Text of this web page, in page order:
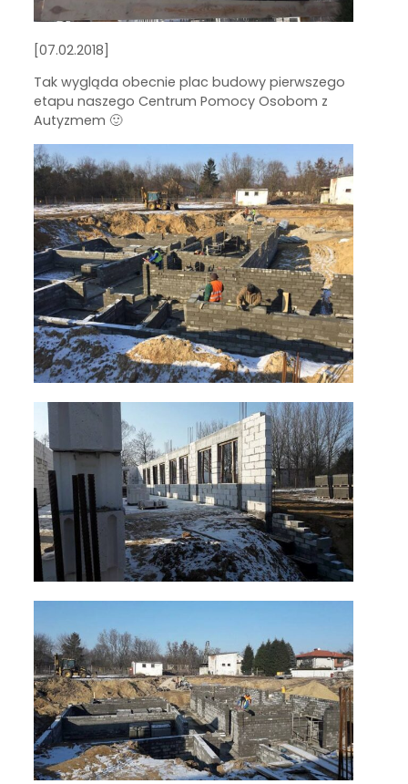
[07.02.2018]
Tak wygląda obecnie plac budowy pierwszego
etapu naszego Centrum Pomocy Osobom z
Autyzmem 🙂